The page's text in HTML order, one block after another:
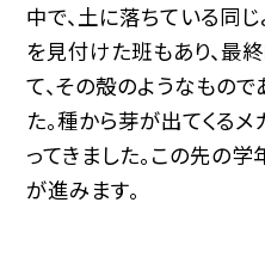
中で、土に落ちている同じ
を見付けた班もあり、最
て、その殻のようなもの
た。種から芽が出てくる
ってきました。この先の
が進みます。